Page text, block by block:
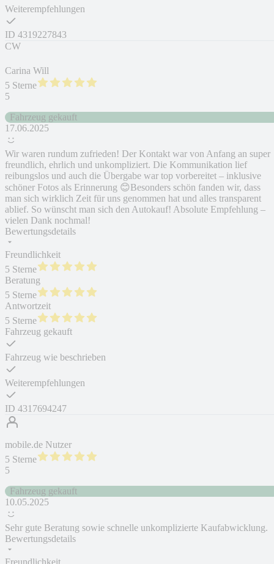
Weiterempfehlungen
ID 4319227843
CW
Carina Will
5 Sterne
5
Fahrzeug gekauft
17.06.2025
Wir waren rundum zufrieden! Der Kontakt war von Anfang an super
freundlich, ehrlich und unkompliziert. Die Kommunikation lief
reibungslos und auch die Übergabe war top vorbereitet – inklusive
schöner Fotos als Erinnerung 😊Besonders schön fanden wir, dass
man sich wirklich Zeit für uns genommen hat und alles transparent
ablief. So wünscht man sich den Autokauf! Absolute Empfehlung –
vielen Dank nochmal!
Bewertungsdetails
Freundlichkeit
5 Sterne
Beratung
5 Sterne
Antwortzeit
5 Sterne
Fahrzeug gekauft
Fahrzeug wie beschrieben
Weiterempfehlungen
ID 4317694247
mobile.de Nutzer
5 Sterne
5
Fahrzeug gekauft
10.05.2025
Sehr gute Beratung sowie schnelle unkomplizierte Kaufabwicklung.
Bewertungsdetails